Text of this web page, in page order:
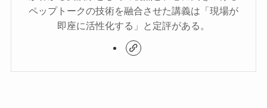
ペップトークの技術を融合させた講義は「現場が
即座に活性化する」と定評がある。